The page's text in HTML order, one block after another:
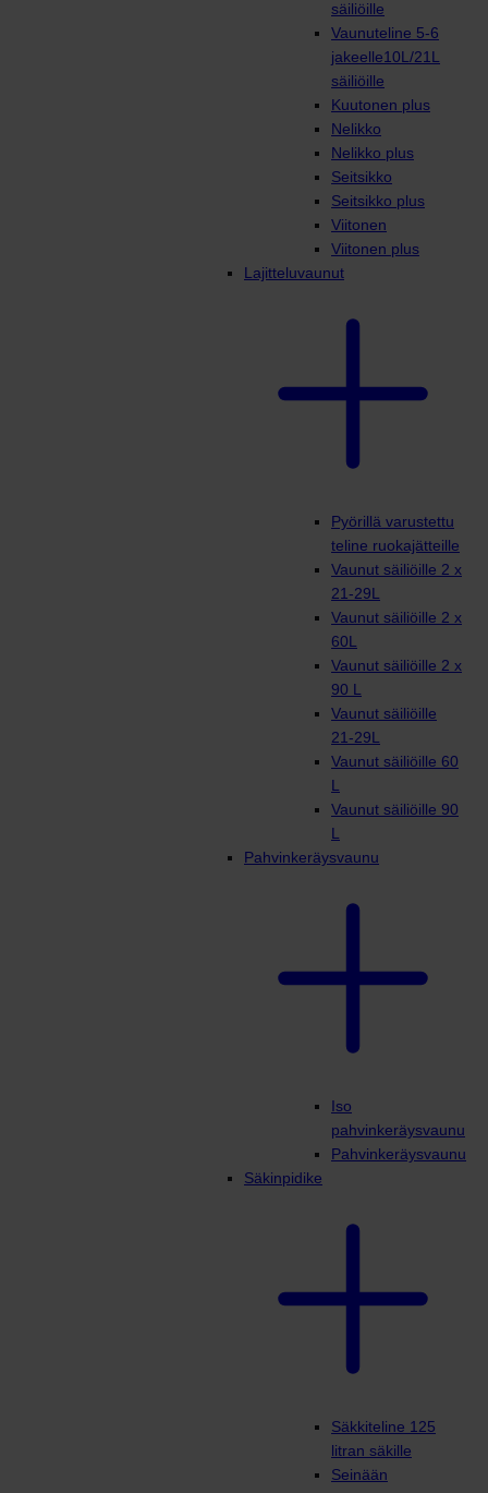
säiliöille
Vaunuteline 5-6
jakeelle10L/21L
säiliöille
Kuutonen plus
Nelikko
Nelikko plus
Seitsikko
Seitsikko plus
Viitonen
Viitonen plus
Lajitteluvaunut
Pyörillä varustettu
teline ruokajätteille
Vaunut säiliöille 2 x
21-29L
Vaunut säiliöille 2 x
60L
Vaunut säiliöille 2 x
90 L
Vaunut säiliöille
21-29L
Vaunut säiliöille 60
L
Vaunut säiliöille 90
L
Pahvinkeräysvaunu
Iso
pahvinkeräysvaunu
Pahvinkeräysvaunu
Säkinpidike
Säkkiteline 125
litran säkille
Seinään